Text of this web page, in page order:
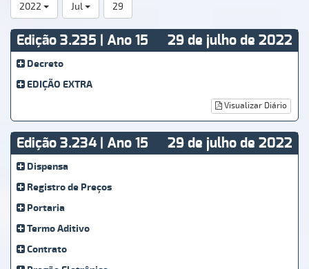
2022 Jul 29
Edição 3.235 | Ano 15 29 de julho de 2022
Decreto
EDIÇÃO EXTRA
Visualizar Diário
Edição 3.234 | Ano 15 29 de julho de 2022
Dispensa
Registro de Preços
Portaria
Termo Aditivo
Contrato